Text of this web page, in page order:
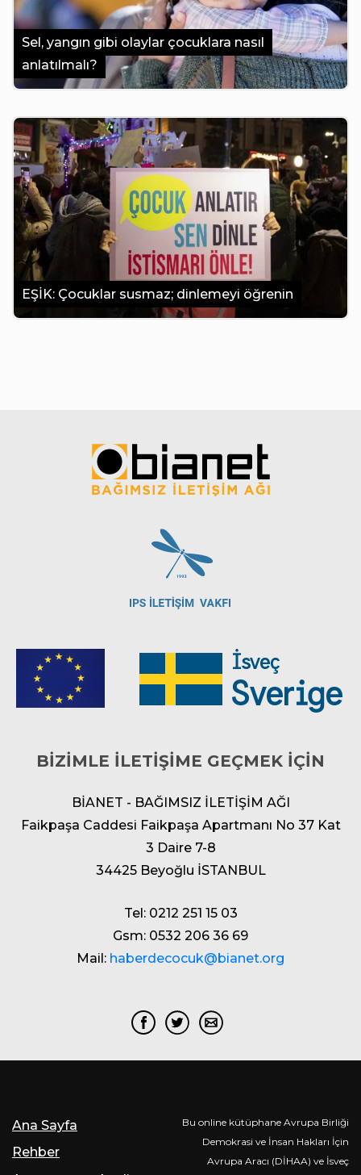
Sel, yangın gibi olaylar çocuklara nasıl
anlatılmalı?
EŞİK: Çocuklar susmaz; dinlemeyi öğrenin
BİZİMLE İLETİŞİME GEÇMEK İÇİN
BİANET - BAĞIMSIZ İLETİŞİM AĞI
Faikpaşa Caddesi Faikpaşa Apartmanı No 37 Kat
3 Daire 7-8
34425 Beyoğlu İSTANBUL
Tel: 0212 251 15 03
Gsm: 0532 206 36 69
Mail: haberdecocuk@bianet.org
Ana Sayfa
Rehber
Bu online kütüphane Avrupa Birliği
Demokrasi ve İnsan Hakları İçin
Avrupa Aracı (DİHAA) ve İsveç